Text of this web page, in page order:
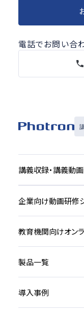
電話でお問い合
講義収録・講義動
企業向け動画研修
教育機関向けオン
製品一覧
導入事例